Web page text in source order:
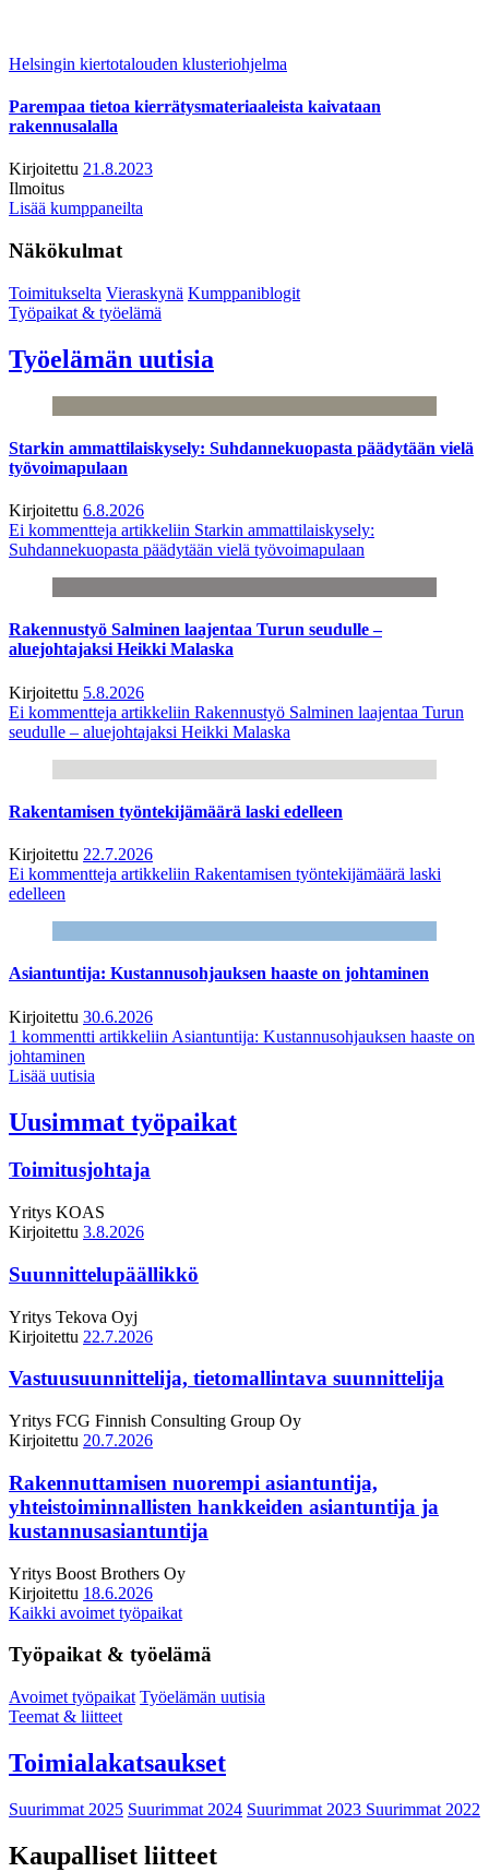
Helsingin kiertotalouden klusteriohjelma
Parempaa tietoa kierrätysmateriaaleista kaivataan
rakennusalalla
Kirjoitettu 21.8.2023
Ilmoitus
Lisää kumppaneilta
Näkökulmat
Toimitukselta Vieraskynä Kumppaniblogit
Työpaikat & työelämä
Työelämän uutisia
Starkin ammattilaiskysely: Suhdannekuopasta päädytään vielä
työvoimapulaan
Kirjoitettu 6.8.2026
Ei kommentteja artikkeliin Starkin ammattilaiskysely:
Suhdannekuopasta päädytään vielä työvoimapulaan
Rakennustyö Salminen laajentaa Turun seudulle –
aluejohtajaksi Heikki Malaska
Kirjoitettu 5.8.2026
Ei kommentteja artikkeliin Rakennustyö Salminen laajentaa Turun
seudulle – aluejohtajaksi Heikki Malaska
Rakentamisen työntekijämäärä laski edelleen
Kirjoitettu 22.7.2026
Ei kommentteja artikkeliin Rakentamisen työntekijämäärä laski
edelleen
Asiantuntija: Kustannusohjauksen haaste on johtaminen
Kirjoitettu 30.6.2026
1 kommentti artikkeliin Asiantuntija: Kustannusohjauksen haaste on
johtaminen
Lisää uutisia
Uusimmat työpaikat
Toimitusjohtaja
Yritys KOAS
Kirjoitettu 3.8.2026
Suunnittelupäällikkö
Yritys Tekova Oyj
Kirjoitettu 22.7.2026
Vastuusuunnittelija, tietomallintava suunnittelija
Yritys FCG Finnish Consulting Group Oy
Kirjoitettu 20.7.2026
Rakennuttamisen nuorempi asiantuntija,
yhteistoiminnallisten hankkeiden asiantuntija ja
kustannusasiantuntija
Yritys Boost Brothers Oy
Kirjoitettu 18.6.2026
Kaikki avoimet työpaikat
Työpaikat & työelämä
Avoimet työpaikat Työelämän uutisia
Teemat & liitteet
Toimialakatsaukset
Suurimmat 2025 Suurimmat 2024 Suurimmat 2023 Suurimmat 2022
Kaupalliset liitteet